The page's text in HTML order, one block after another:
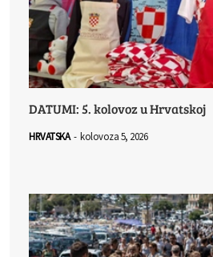
DATUMI: 5. kolovoz u Hrvatskoj
HRVATSKA - kolovoza 5, 2026